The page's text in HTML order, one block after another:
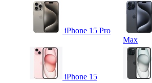
iPhone 15 Pro
Max
iPhone 15